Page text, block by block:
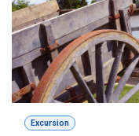
Excursion